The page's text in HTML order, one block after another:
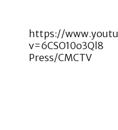
https://
v=6CSO10o3Ql8
Press/CMCTV